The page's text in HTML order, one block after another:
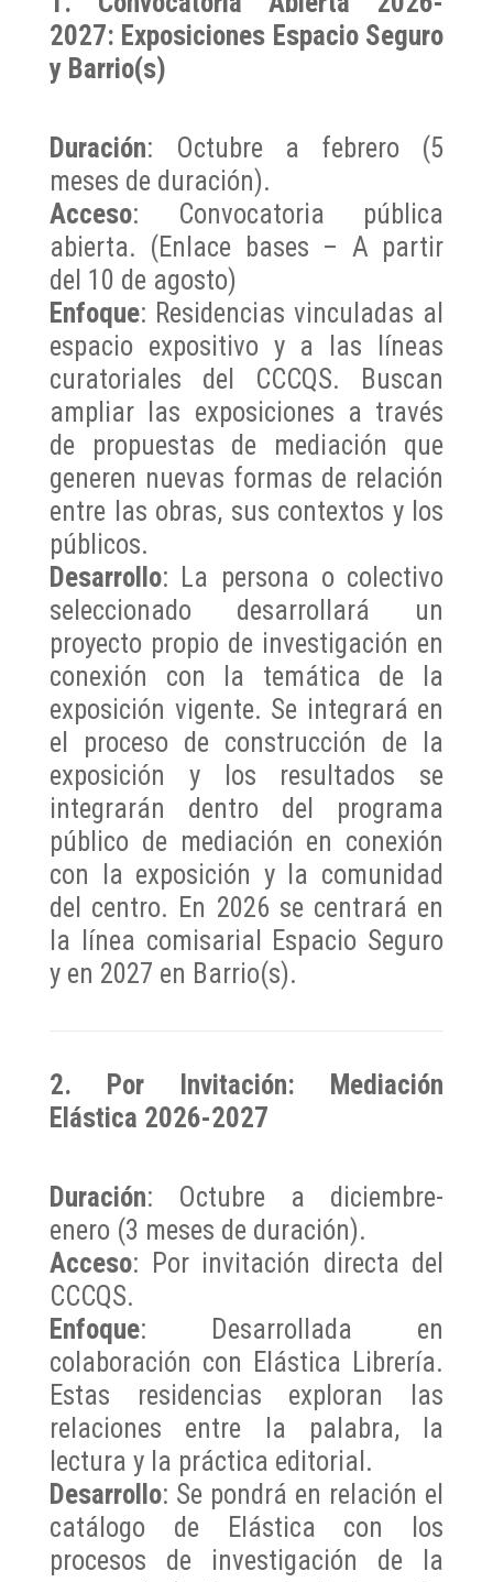
2027: Exposiciones Espacio Seguro
y Barrio(s)
Duración: Octubre a febrero (5
meses de duración).
Acceso: Convocatoria pública
abierta. (Enlace bases – A partir
del 10 de agosto)
Enfoque: Residencias vinculadas al
espacio expositivo y a las líneas
curatoriales del CCCQS. Buscan
ampliar las exposiciones a través
de propuestas de mediación que
generen nuevas formas de relación
entre las obras, sus contextos y los
públicos.
Desarrollo: La persona o colectivo
seleccionado desarrollará un
proyecto propio de investigación en
conexión con la temática de la
exposición vigente. Se integrará en
el proceso de construcción de la
exposición y los resultados se
integrarán dentro del programa
público de mediación en conexión
con la exposición y la comunidad
del centro. En 2026 se centrará en
la línea comisarial Espacio Seguro
y en 2027 en Barrio(s).
2. Por Invitación: Mediación
Elástica 2026-2027
Duración: Octubre a diciembre-
enero (3 meses de duración).
Acceso: Por invitación directa del
CCCQS.
Enfoque: Desarrollada en
colaboración con Elástica Librería.
Estas residencias exploran las
relaciones entre la palabra, la
lectura y la práctica editorial.
Desarrollo: Se pondrá en relación el
catálogo de Elástica con los
procesos de investigación de la